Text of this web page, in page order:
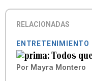
RELACIONADAS
ENTRETENIMIENTO
Todos
Por Mayra Montero